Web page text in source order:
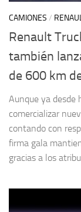
CAMIONES /
Renault
también
de 600 km
Aunque ya desde
comercializar
contando con
firma gala
gracias a los